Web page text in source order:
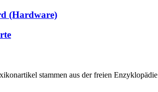
(Hardware)
stammen aus der freien Enzyklopädie